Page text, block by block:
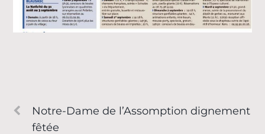
Notre-Dame de l’Assomption dignement
fêtée